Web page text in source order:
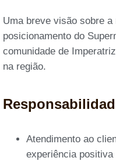
Uma breve visão sobre
posicionamento do
comunidade de
na região.
Atendimento ao
experiência positiva